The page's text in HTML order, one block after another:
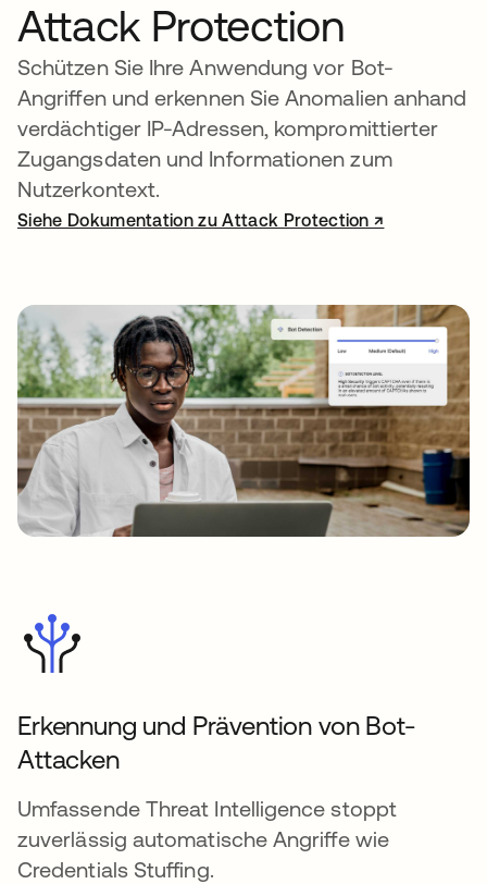
Attack Protection
Schützen Sie Ihre Anwendung vor Bot-
Angriffen und erkennen Sie Anomalien anhand
verdächtiger IP-Adressen, kompromittierter
Zugangsdaten und Informationen zum
Nutzerkontext.
Siehe Dokumentation zu Attack Protection ↗
wird in einer neuen Registerkarte
Erkennung und Prävention von Bot-
Attacken
Umfassende Threat Intelligence stoppt
zuverlässig automatische Angriffe wie
Credentials Stuffing.